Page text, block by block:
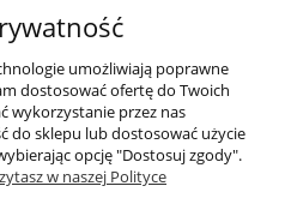
umożliwiają poprawne
dostosować ofertę do Twoich
wykorzystanie przez nas
do sklepu lub dostosować użycie
opcję "Dostosuj zgody".
w naszej Polityce